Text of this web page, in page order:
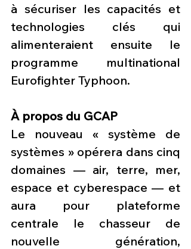
à sécuriser les capacités et
technologies clés qui
alimenteraient ensuite le
programme multinational
Eurofighter Typhoon.
À propos du GCAP
Le nouveau « système de
systèmes » opérera dans cinq
domaines — air, terre, mer,
espace et cyberespace — et
aura pour plateforme
centrale le chasseur de
nouvelle génération,